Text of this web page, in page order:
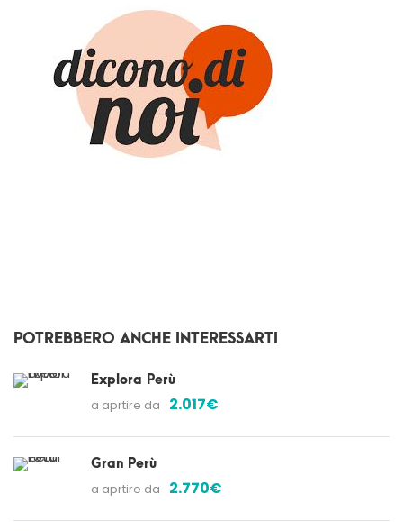
POTREBBERO ANCHE INTERESSARTI
Explora Perù
a aprtire da 2.017€
Gran Perù
a aprtire da 2.770€